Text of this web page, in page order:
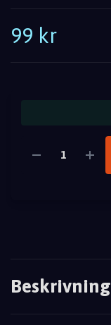
99 kr
Beskrivning